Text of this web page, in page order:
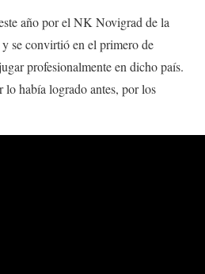
año por el NK Novigrad de la
se convirtió en el primero de
profesionalmente en dicho país.
había logrado antes, por los